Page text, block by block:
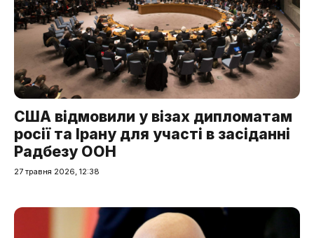
США відмовили у візах дипломатам
росії та Ірану для участі в засіданні
Радбезу ООН
27 травня 2026, 12:38